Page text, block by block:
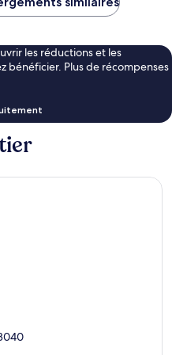
les réductions et les
bénéficier. Plus de récompenses